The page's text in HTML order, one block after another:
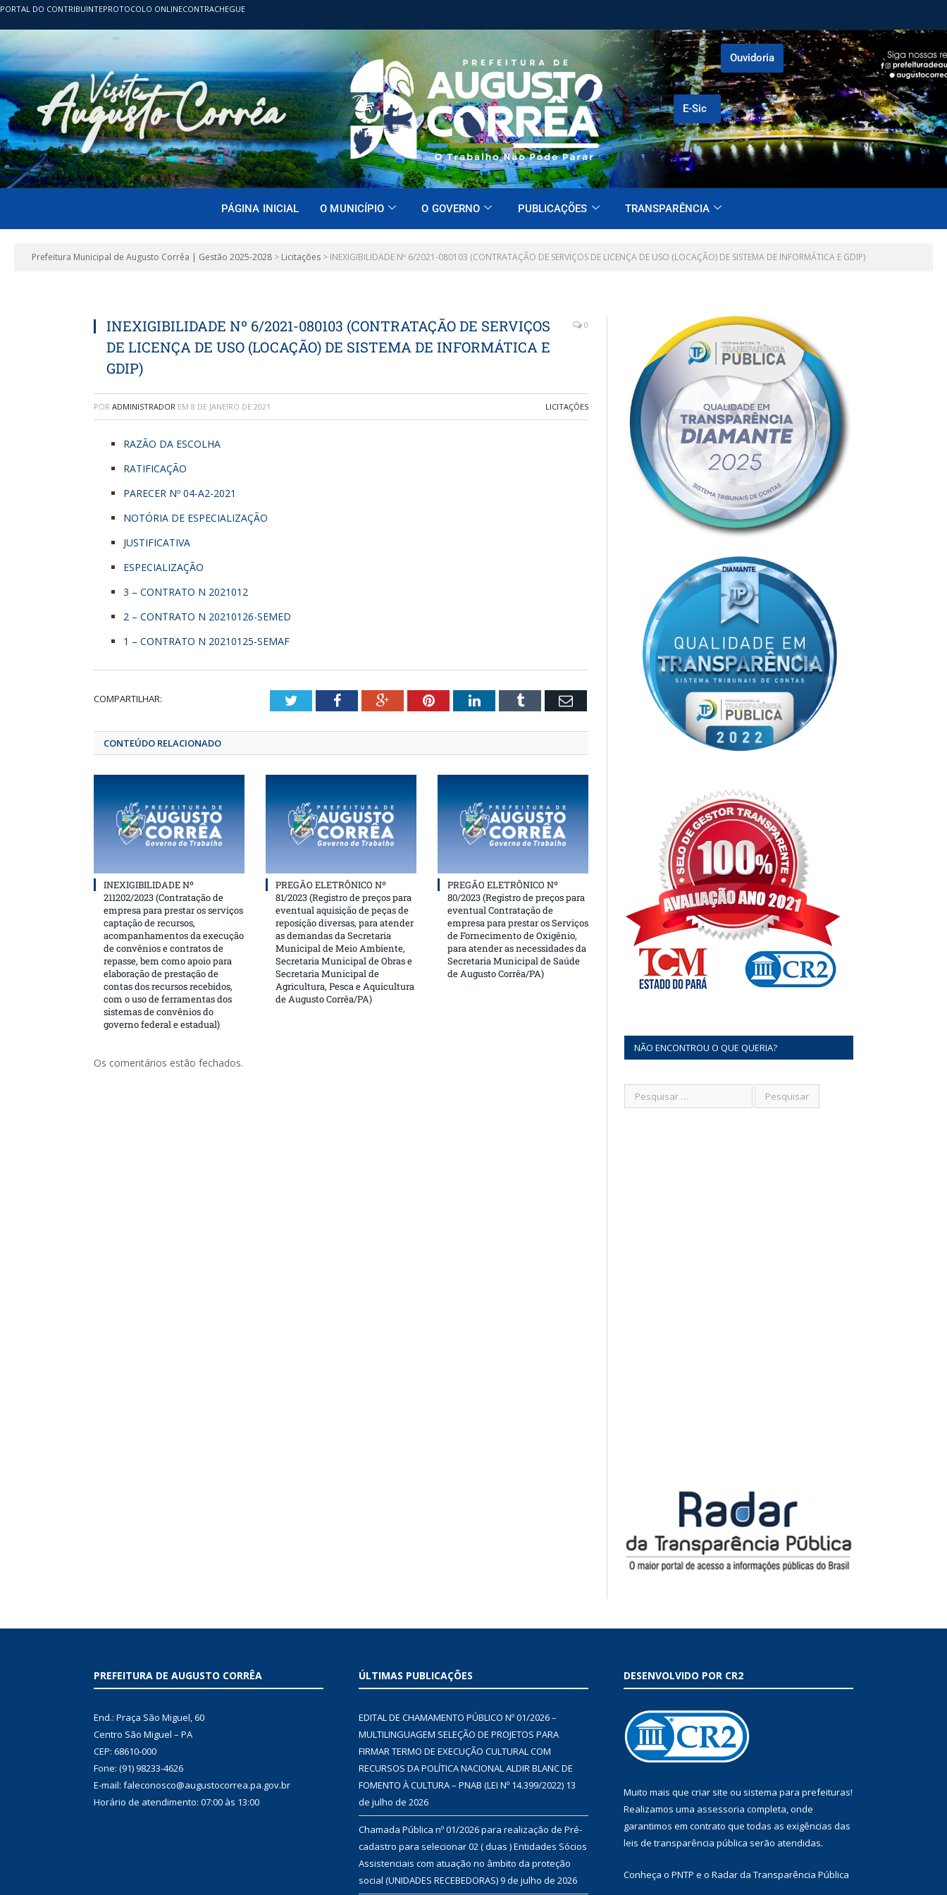
PORTAL DO CONTRIBUINTEPROTOCOLO ONLINECONTRACHEGUE
E-Sic
Ouvidoria
PÁGINA INICIAL O MUNICÍPIO O GOVERNO PUBLICAÇÕES TRANSPARÊNCIA
Prefeitura Municipal de Augusto Corrêa | Gestão 2025-2028 > Licitações > INEXIGIBILIDADE Nº 6/2021-080103 (CONTRATAÇÃO DE SERVIÇOS DE LICENÇA DE USO (LOCAÇÃO) DE SISTEMA DE INFORMÁTICA E GDIP)
INEXIGIBILIDADE Nº 6/2021-080103 (CONTRATAÇÃO DE SERVIÇOS
DE LICENÇA DE USO (LOCAÇÃO) DE SISTEMA DE INFORMÁTICA E
GDIP)
0
POR ADMINISTRADOR EM 8 DE JANEIRO DE 2021 LICITAÇÕES
RAZÃO DA ESCOLHA
RATIFICAÇÃO
PARECER Nº 04-A2-2021
NOTÓRIA DE ESPECIALIZAÇÃO
JUSTIFICATIVA
ESPECIALIZAÇÃO
3 – CONTRATO N 2021012
2 – CONTRATO N 20210126-SEMED
1 – CONTRATO N 20210125-SEMAF
COMPARTILHAR: TwitterFacebookGoogle+Pinterest
LinkedInTumblrEmail
CONTEÚDO RELACIONADO
INEXIGIBILIDADE Nº
211202/2023 (Contratação de
empresa para prestar os serviços
captação de recursos,
acompanhamentos da execução
de convênios e contratos de
repasse, bem como apoio para
elaboração de prestação de
contas dos recursos recebidos,
com o uso de ferramentas dos
sistemas de convênios do
governo federal e estadual)
PREGÃO ELETRÔNICO Nº
81/2023 (Registro de preços para
eventual aquisição de peças de
reposição diversas, para atender
as demandas da Secretaria
Municipal de Meio Ambiente,
Secretaria Municipal de Obras e
Secretaria Municipal de
Agricultura, Pesca e Aquicultura
de Augusto Corrêa/PA)
PREGÃO ELETRÔNICO Nº
80/2023 (Registro de preços para
eventual Contratação de
empresa para prestar os Serviços
de Fornecimento de Oxigênio,
para atender as necessidades da
Secretaria Municipal de Saúde
de Augusto Corrêa/PA)
Os comentários estão fechados.
NÃO ENCONTROU O QUE QUERIA?
PREFEITURA DE AUGUSTO CORRÊA
End.: Praça São Miguel, 60
Centro São Miguel – PA
CEP: 68610-000
Fone: (91) 98233-4626
E-mail: faleconosco@augustocorrea.pa.gov.br
Horário de atendimento: 07:00 às 13:00
ÚLTIMAS PUBLICAÇÕES
EDITAL DE CHAMAMENTO PÚBLICO Nº 01/2026 –
MULTILINGUAGEM SELEÇÃO DE PROJETOS PARA
FIRMAR TERMO DE EXECUÇÃO CULTURAL COM
RECURSOS DA POLÍTICA NACIONAL ALDIR BLANC DE
FOMENTO À CULTURA – PNAB (LEI Nº 14.399/2022) 13
de julho de 2026
Chamada Pública nº 01/2026 para realização de Pré-
cadastro para selecionar 02 ( duas ) Entidades Sócios
Assistenciais com atuação no âmbito da proteção
social (UNIDADES RECEBEDORAS)9 de julho de 2026
DESENVOLVIDO POR CR2
Muito mais que criar site ou sistema para prefeituras!
Realizamos uma assessoria completa, onde
garantimos em contrato que todas as exigências das
leis de transparência pública serão atendidas.
Conheça o PNTP e o Radar da Transparência Pública